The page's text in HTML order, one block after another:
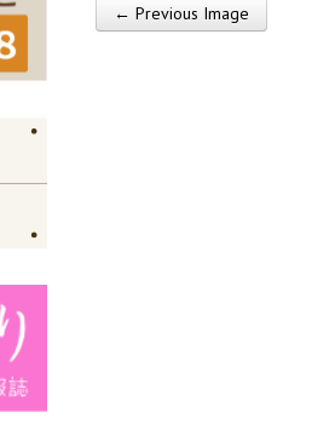
Post navigation
← Previous Image